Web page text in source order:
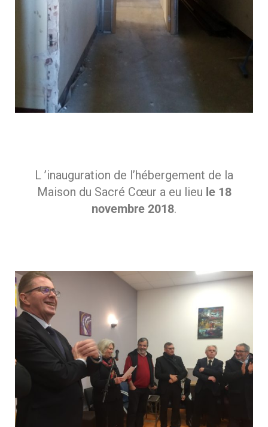
L ’inauguration de l’hébergement de la
Maison du Sacré Cœur a eu lieu le 18
novembre 2018.